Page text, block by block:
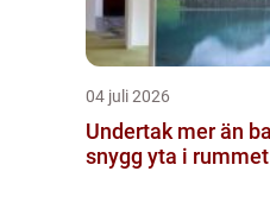
04 juli 2026
Undertak mer än bara en
snygg yta i rummet